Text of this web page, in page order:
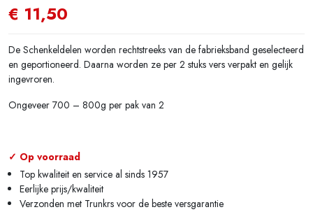
€ 11,50
De Schenkeldelen worden rechtstreeks van de fabrieksband geselecteerd
en geportioneerd. Daarna worden ze per 2 stuks vers verpakt en gelijk
ingevroren.
Ongeveer 700 – 800g per pak van 2
✓ Op voorraad
Top kwaliteit en service al sinds 1957
Eerlijke prijs/kwaliteit
Verzonden met Trunkrs voor de beste versgarantie